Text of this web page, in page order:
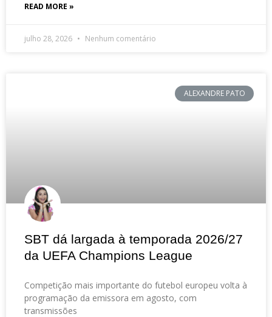
READ MORE »
julho 28, 2026 Nenhum comentário
ALEXANDRE PATO
SBT dá largada à temporada 2026/27
da UEFA Champions League
Competição mais importante do futebol europeu volta à
programação da emissora em agosto, com
transmissões